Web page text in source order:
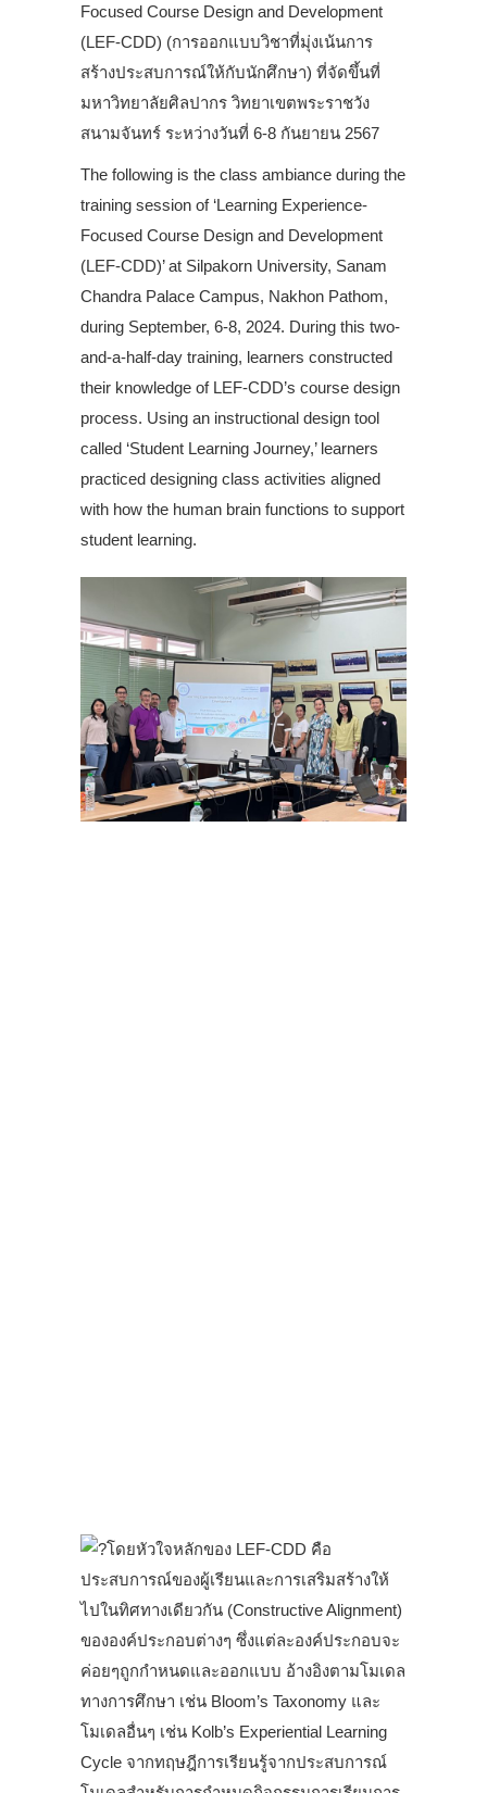
Focused Course Design and Development
(LEF-CDD) (การออกแบบวิชาที่มุ่งเน้นการ
สร้างประสบการณ์ให้กับนักศึกษา) ที่จัดขึ้นที่
มหาวิทยาลัยศิลปากร วิทยาเขตพระราชวัง
สนามจันทร์ ระหว่างวันที่ 6-8 กันยายน 2567
The following is the class ambiance during the
training session of ‘Learning Experience-
Focused Course Design and Development
(LEF-CDD)’ at Silpakorn University, Sanam
Chandra Palace Campus, Nakhon Pathom,
during September, 6-8, 2024. During this two-
and-a-half-day training, learners constructed
their knowledge of LEF-CDD’s course design
process. Using an instructional design tool
called ‘Student Learning Journey,’ learners
practiced designing class activities aligned
with how the human brain functions to support
student learning.
โดยหัวใจหลักของ LEF-CDD คือ
ประสบการณ์ของผู้เรียนและการเสริมสร้างให้
ไปในทิศทางเดียวกัน (Constructive Alignment)
ขององค์ประกอบต่างๆ ซึ่งแต่ละองค์ประกอบจะ
ค่อยๆถูกกำหนดและออกแบบ อ้างอิงตามโมเดล
ทางการศึกษา เช่น Bloom’s Taxonomy และ
โมเดลอื่นๆ เช่น Kolb’s Experiential Learning
Cycle จากทฤษฎีการเรียนรู้จากประสบการณ์